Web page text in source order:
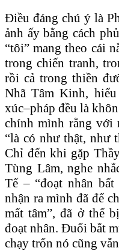
Điều đáng chú ý là
ảnh ấy bằng cách
“tôi” mang theo cái
trong chiến tranh,
rồi cả trong thiền
Nhã Tâm Kinh, hiểu
xúc–pháp đều là
chính mình rằng với
“là có như thật, như
Chỉ đến khi gặp
Tùng Lâm, nghe
Tế – “đoạt nhân
nhận ra mình đã để
mất tâm”, đã ở thế
đoạt nhân. Đuổi bắt
chạy trốn nó cũng